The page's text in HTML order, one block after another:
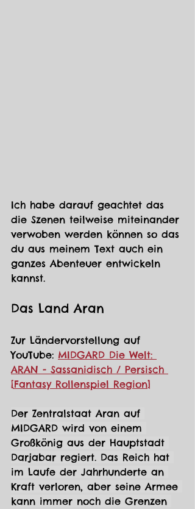
Ich habe darauf geachtet das
die Szenen teilweise miteinander
verwoben werden können so das
du aus meinem Text auch ein
ganzes Abenteuer entwickeln
kannst.
Das Land Aran
Zur Ländervorstellung auf
YouTube: MIDGARD Die Welt:
ARAN - Sassanidisch / Persisch
[Fantasy Rollenspiel Region]
Der Zentralstaat Aran auf
MIDGARD wird von einem
Großkönig aus der Hauptstadt
Darjabar regiert. Das Reich hat
im Laufe der Jahrhunderte an
Kraft verloren, aber seine Armee
kann immer noch die Grenzen